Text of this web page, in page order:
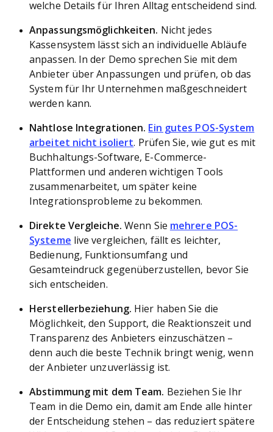
welche Details für Ihren Alltag entscheidend sind.
Anpassungsmöglichkeiten. Nicht jedes
Kassensystem lässt sich an individuelle Abläufe
anpassen. In der Demo sprechen Sie mit dem
Anbieter über Anpassungen und prüfen, ob das
System für Ihr Unternehmen maßgeschneidert
werden kann.
Nahtlose Integrationen. Ein gutes POS-System
arbeitet nicht isoliert. Prüfen Sie, wie gut es mit
Buchhaltungs-Software, E-Commerce-
Plattformen und anderen wichtigen Tools
zusammenarbeitet, um später keine
Integrationsprobleme zu bekommen.
Direkte Vergleiche. Wenn Sie mehrere POS-
Systeme live vergleichen, fällt es leichter,
Bedienung, Funktionsumfang und
Gesamteindruck gegenüberzustellen, bevor Sie
sich entscheiden.
Herstellerbeziehung. Hier haben Sie die
Möglichkeit, den Support, die Reaktionszeit und
Transparenz des Anbieters einzuschätzen –
denn auch die beste Technik bringt wenig, wenn
der Anbieter unzuverlässig ist.
Abstimmung mit dem Team. Beziehen Sie Ihr
Team in die Demo ein, damit am Ende alle hinter
der Entscheidung stehen – das reduziert spätere